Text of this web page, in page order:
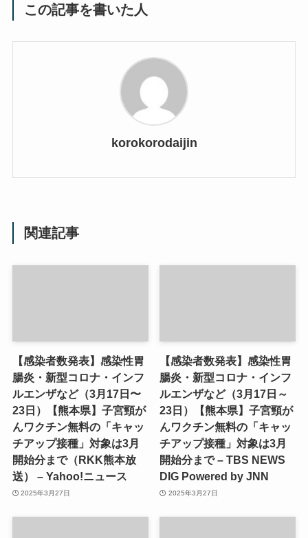
この記事を書いた人
korokorodaijin
関連記事
【感染者数発表】感染性胃
腸炎・新型コロナ・インフ
ルエンザなど（3月17日〜
23日）【熊本県】子宮頸が
んワクチン無料の「キャッ
チアップ接種」対象は3月
開始分まで（RKK熊本放
送） – Yahoo!ニュース
2025年3月27日
【感染者数発表】感染性胃
腸炎・新型コロナ・インフ
ルエンザなど（3月17日～
23日）【熊本県】子宮頸が
んワクチン無料の「キャッ
チアップ接種」対象は3月
開始分まで – TBS NEWS
DIG Powered by JNN
2025年3月27日